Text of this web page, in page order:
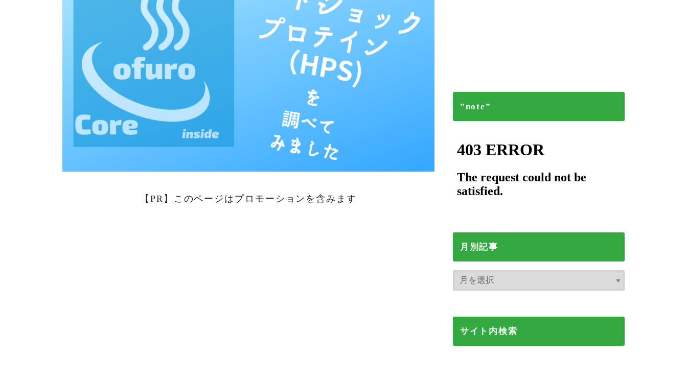
【PR】このページはプロモーションを含みます
”note”
月別記事
サイト内検索